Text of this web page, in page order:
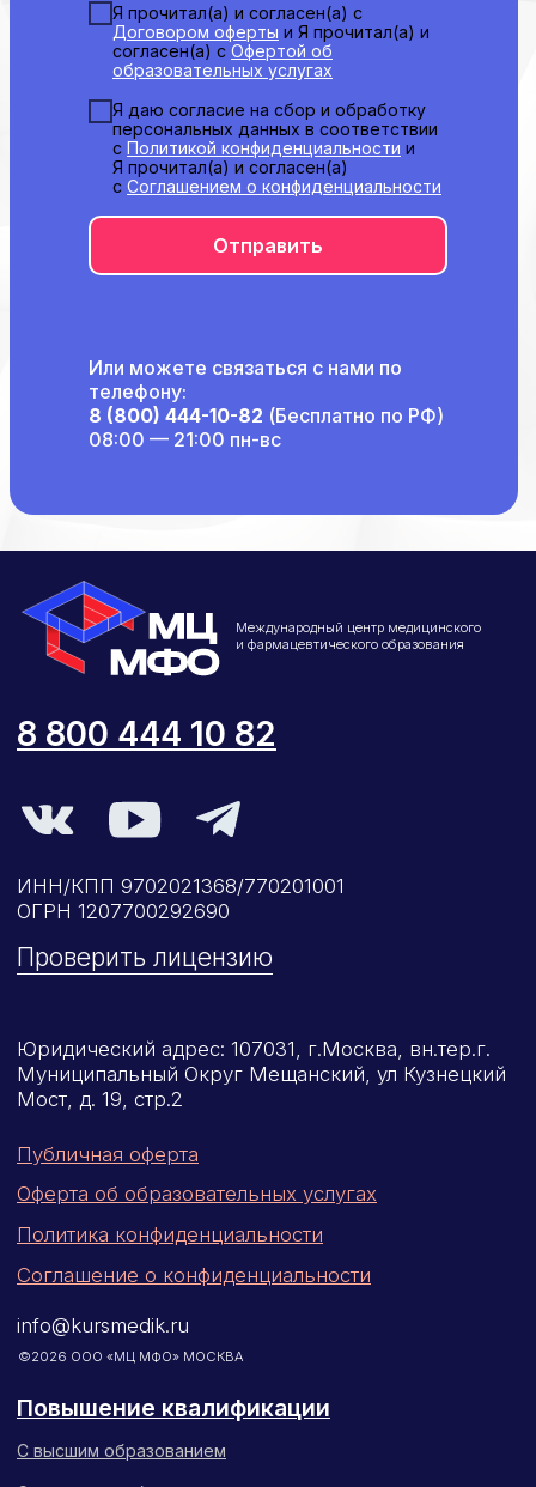
Я прочитал(а) и согласен(а) с
Договором оферты и Я прочитал(а) и
согласен(а) с Офертой об
образовательных услугах
Я даю согласие на сбор и обработку
персональных данных в соответствии
с Политикой конфиденциальности и
Я прочитал(а) и согласен(а)
с Соглашением о конфиденциальности
Отправить
Или можете связаться с нами по
телефону:
8 (800) 444-10-82 (Бесплатно по РФ)
08:00 — 21:00 пн-вс
Общество с Ограниченной Ответственностью
«Международный Центр Медицинского
Основные сведения
Структура и органы
Способы оплаты